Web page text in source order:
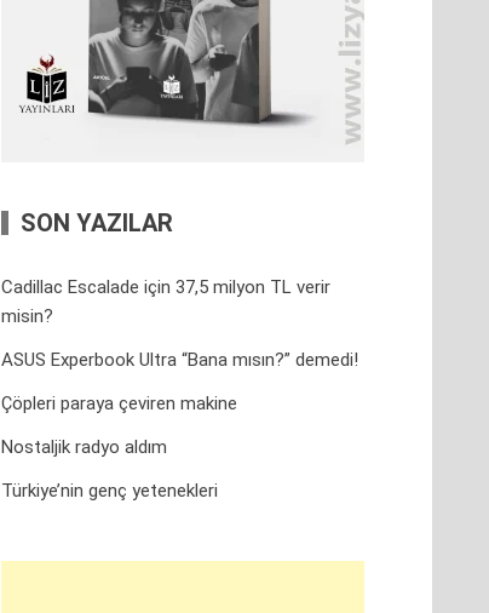
SON YAZILAR
Cadillac Escalade için 37,5 milyon TL verir
misin?
ASUS Experbook Ultra “Bana mısın?” demedi!
Çöpleri paraya çeviren makine
Nostaljik radyo aldım
Türkiye’nin genç yetenekleri